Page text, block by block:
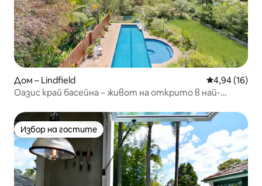
Дом – Lindfield Средна
4,94 (16)
Оазис край басейна – живот на открито в най-
Избор на гостите
Избор на гостите